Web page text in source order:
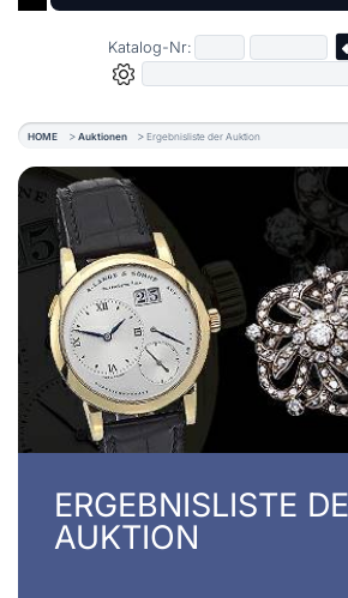
Katalog-Nr:
HOME Auktionen Ergebnisliste der Auktion
ERGEBNISLISTE
AUKTION